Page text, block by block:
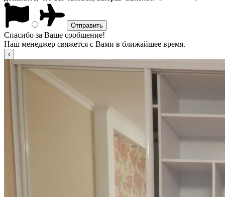
Спасибо за Ваше сообщение!
Наш менеджер свяжется с Вами в ближайшее время.